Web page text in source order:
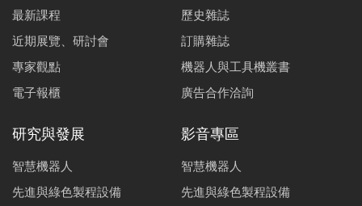
最新課程
近期展覽、研討會
專家觀點
電子報櫃
歷史雜誌
訂購雜誌
機器人與工具機叢書
廣告合作洽詢
研究與發展
智慧機器人
先進與綠色製程設備
影音專區
智慧機器人
先進與綠色製程設備